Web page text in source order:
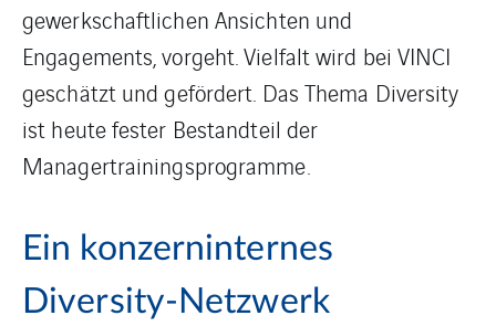
gewerkschaftlichen Ansichten und
Engagements, vorgeht. Vielfalt wird bei VINCI
geschätzt und gefördert. Das Thema Diversity
ist heute fester Bestandteil der
Managertrainingsprogramme.
Ein konzerninternes
Diversity-Netzwerk